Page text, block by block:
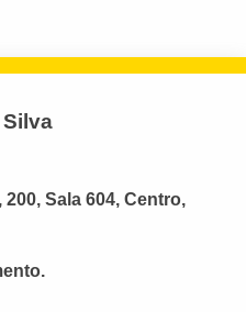
Sala 604, Centro,